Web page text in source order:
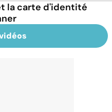
la carte d'identité